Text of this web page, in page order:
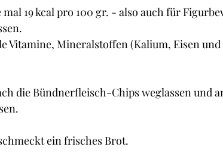
19 kcal pro 100 gr. - also auch für
Vitamine, Mineralstoffen (Kalium, Eisen
die Bündnerfleisch-Chips weglassen und
ein frisches Brot.